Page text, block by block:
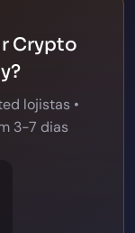
Crypto
lojistas •
3-7 dias